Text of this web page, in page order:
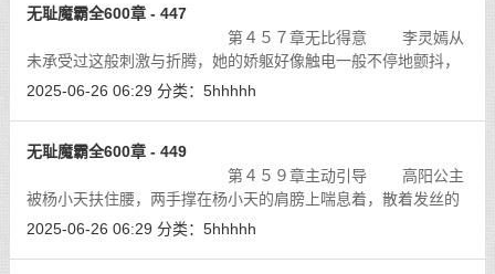
无耻魔霸全600章 - 447
第４５７章无比得意 李灵嫣从
未承受过这般刺激与折腾，她的娇躯好像触电一般不停地颤抖，
圆润雪白的臀肉开始伴随着杨小天的抽插而向上挺起迎合，强烈
2025-06-26 06:29 分类： 5hhhhh
无耻魔霸全600章 - 449
第４５９章主动引导 高阳公主
被杨小天扶住腰，两手撑在杨小天的肩膀上喘息着，散着发丝的
高阳公主挺直了腰肢。[详细]
2025-06-26 06:29 分类： 5hhhhh